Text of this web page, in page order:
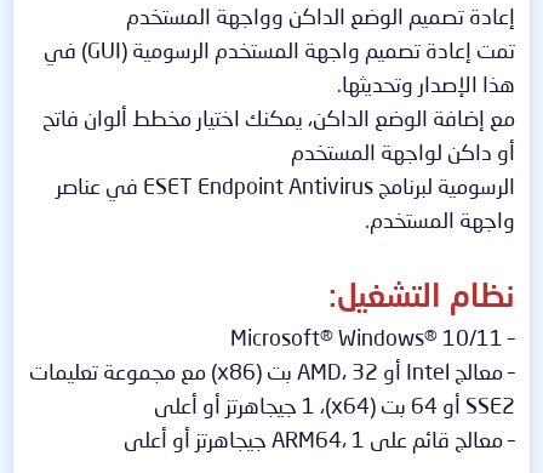
إعادة تصميم الوضع الداكن وواجهة المستخدم
تمت إعادة تصميم واجهة المستخدم الرسومية (GUI) في
هذا الإصدار وتحديثها.
مع إضافة الوضع الداكن، يمكنك اختيار مخطط ألوان فاتح
أو داكن لواجهة المستخدم
الرسومية لبرنامج ESET Endpoint Antivirus في عناصر
واجهة المستخدم.
نظام التشغيل:
– Microsoft® Windows® 10/11
– معالج Intel أو AMD، 32 بت (x86) مع مجموعة تعليمات
SSE2 أو 64 بت (x64)، 1 جيجاهرتز أو أعلى
– معالج قائم على ARM64، 1 جيجاهرتز أو أعلى